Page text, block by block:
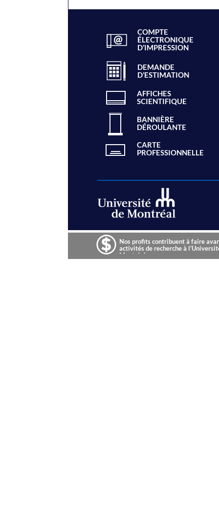
COMPTE
ÉLECTRONIQUE
D’IMPRESSION
DEMANDE
D’ESTIMATION
AFFICHES
SCIENTIFIQUE
BANNIÈRE
DÉROULANTE
CARTE
PROFESSIONNELLE
Nos profits contribuent à faire
activités de recherche à
Montréal